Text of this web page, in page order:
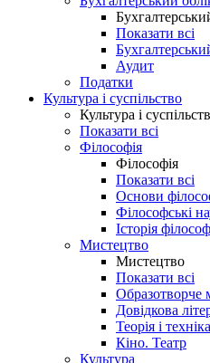
Показати всі
Аудит
Податки
Культура і суспільство
Культура і
Показати всі
Філософія
Філософія
Показати всі
Основи
Філософські
Історія
Мистецтво
Мистецтво
Показати всі
Образотворче
Довідкова
Теорія і
Кіно. Театр
Культура